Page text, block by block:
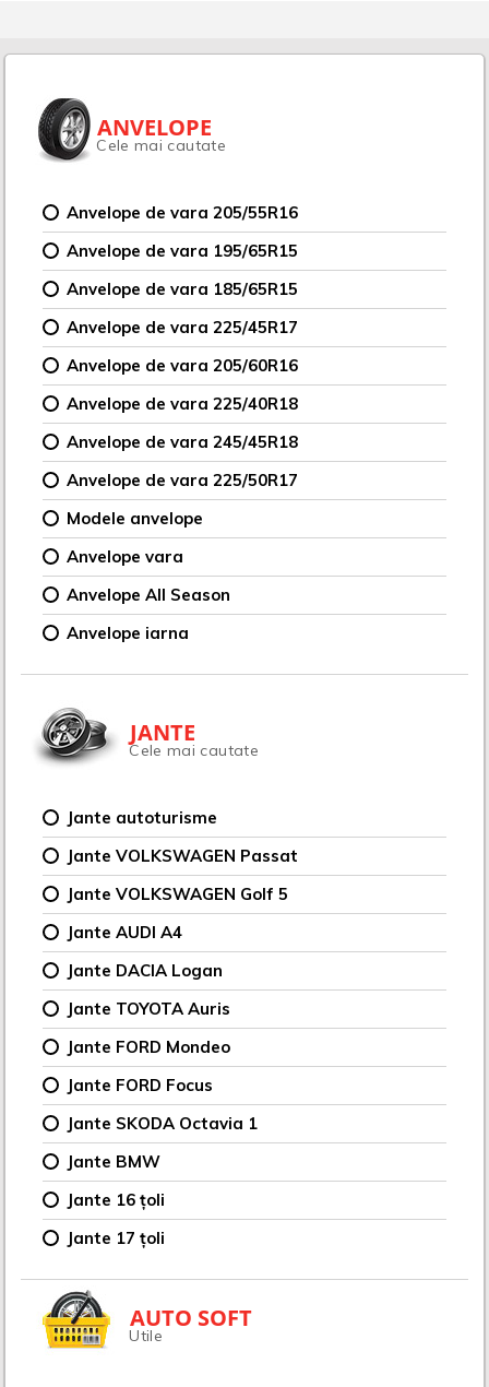
ANVELOPE
Cele mai cautate
Anvelope de vara 205/55R16
Anvelope de vara 195/65R15
Anvelope de vara 185/65R15
Anvelope de vara 225/45R17
Anvelope de vara 205/60R16
Anvelope de vara 225/40R18
Anvelope de vara 245/45R18
Anvelope de vara 225/50R17
Modele anvelope
Anvelope vara
Anvelope All Season
Anvelope iarna
JANTE
Cele mai cautate
Jante autoturisme
Jante VOLKSWAGEN Passat
Jante VOLKSWAGEN Golf 5
Jante AUDI A4
Jante DACIA Logan
Jante TOYOTA Auris
Jante FORD Mondeo
Jante FORD Focus
Jante SKODA Octavia 1
Jante BMW
Jante 16 țoli
Jante 17 țoli
AUTO SOFT
Utile